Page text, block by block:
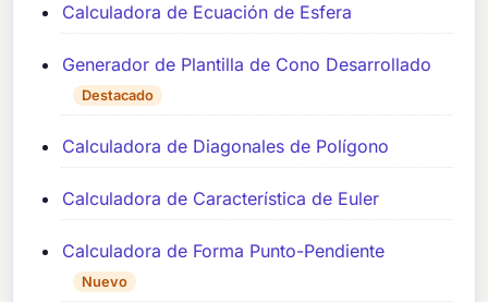
Calculadora de Ecuación de Esfera
Generador de Plantilla de Cono Desarrollado
Destacado
Calculadora de Diagonales de Polígono
Calculadora de Característica de Euler
Calculadora de Forma Punto-Pendiente
Nuevo